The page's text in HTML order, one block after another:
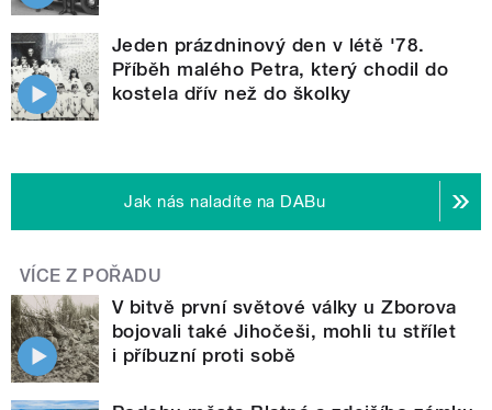
Jeden prázdninový den v létě '78.
Příběh malého Petra, který chodil do
kostela dřív než do školky
Jak nás naladíte na DABu
VÍCE Z POŘADU
V bitvě první světové války u Zborova
bojovali také Jihočeši, mohli tu střílet
i příbuzní proti sobě